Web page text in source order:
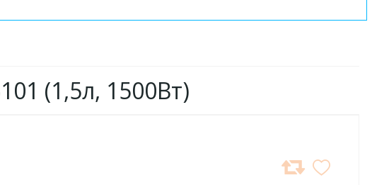
(1,5л, 1500Вт)